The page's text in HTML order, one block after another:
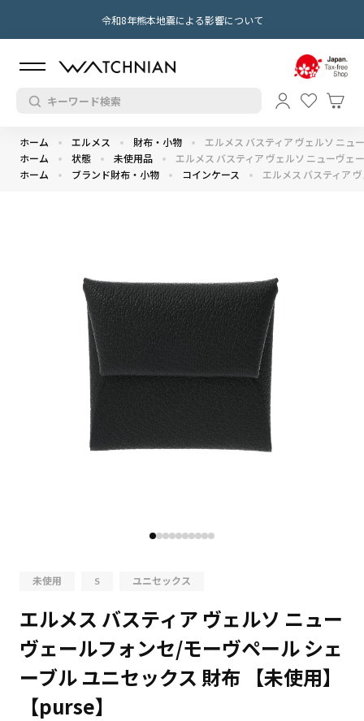
令和8年熊本地震による影響について
ホーム エルメス 財布・小物
エルメス バスティア ヴェルソ ニュ
ホーム
状態 未使用品
エルメス バスティア ヴェルソ ニューヴェ
ホーム
ブランド財布・小物 コインケース エルメス バスティア
未使用 S ユニセックス
エルメス バスティア ヴェルソ ニュー
ヴェールフォンセ/モーヴペール シェ
ーブル ユニセックス 財布 【未使用】
【purse】